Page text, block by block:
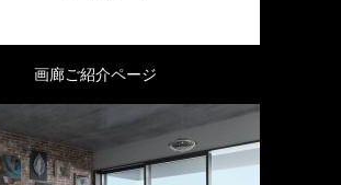
画廊ご紹介ページ